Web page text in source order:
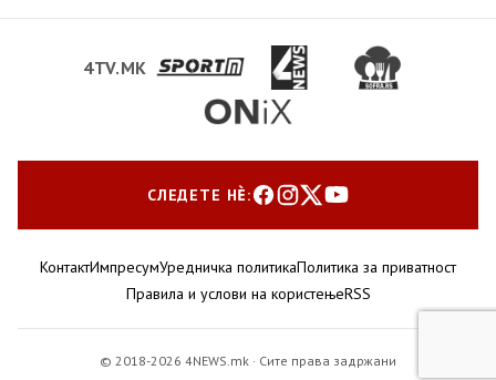
4TV.MK
СЛЕДЕТЕ НЀ:
КонтактИмпресумУредничка политикаПолитика за приватност
Правила и услови на користењеRSS
© 2018-2026 4NEWS.mk · Сите права задржани